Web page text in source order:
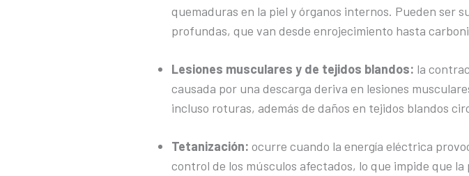
quemaduras en la piel y órganos internos. Pueden ser
profundas, que van desde enrojecimiento hasta
Lesiones musculares y de tejidos blandos: la
causada por una descarga deriva en lesiones
incluso roturas, además de daños en tejidos blandos
Tetanización:ocurre cuando la energía eléctrica
control de los músculos afectados, lo que impide que la